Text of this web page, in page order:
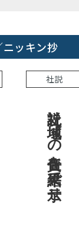
ッキン抄
社説
社説 地域への責任を結果で示せ